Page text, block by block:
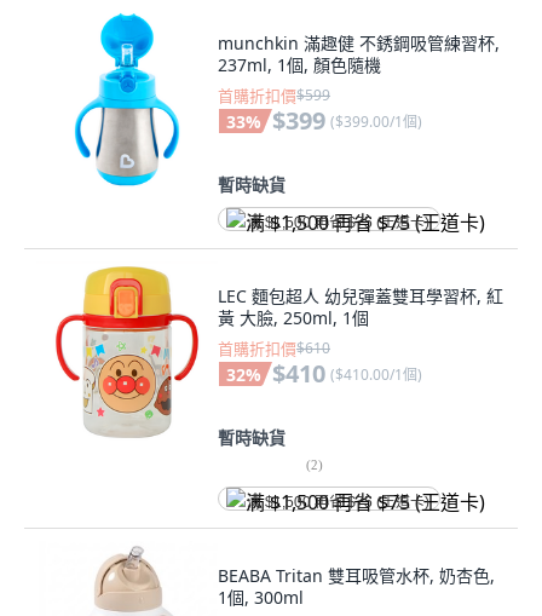
munchkin 滿趣健 不銹鋼吸管練習杯,
237ml, 1個, 顏色隨機
首購折扣價$599
33% $399 ($399.00/1個)
暫時缺貨
满 $1,500 再省 $75 (王道卡)
LEC 麵包超人 幼兒彈蓋雙耳學習杯, 紅
黃 大臉, 250ml, 1個
首購折扣價$610
32% $410 ($410.00/1個)
暫時缺貨
(2)
满 $1,500 再省 $75 (王道卡)
BEABA Tritan 雙耳吸管水杯, 奶杏色,
1個, 300ml